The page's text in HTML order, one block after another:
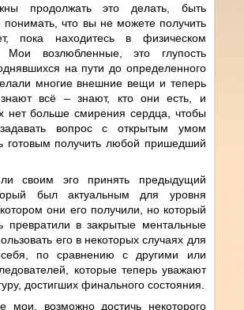
продолжать это делать, быть
понимать, что вы не можете получить
пока находитесь в физическом
Мои возлюбленные, это глупость
на пути до определенного
многие внешние вещи и теперь
всё – знают, кто они есть, и
нет больше смирения сердца, чтобы
вопрос с открытым умом
готовым получить любой пришедший
своим эго принять предыдущий
был актуальным для уровня
они его получили, но который
превратили в закрытые ментальные
его в некоторых случаях для
по сравнению с другими или
которые теперь уважают
достигших финального состояния.
мои, возможно достичь некоторого